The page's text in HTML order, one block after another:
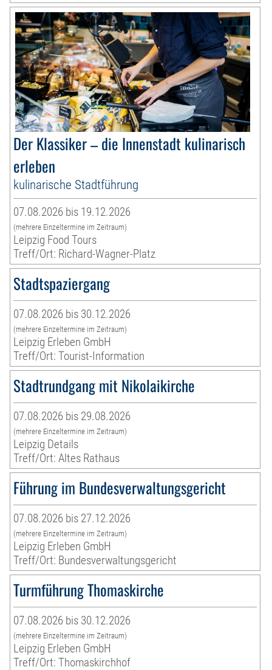
Der Klassiker – die Innenstadt kulinarisch
erleben
kulinarische Stadtführung
07.08.2026 bis 19.12.2026
(mehrere Einzeltermine im Zeitraum)
Leipzig Food Tours
Treff/Ort: Richard-Wagner-Platz
Stadtspaziergang
07.08.2026 bis 30.12.2026
(mehrere Einzeltermine im Zeitraum)
Leipzig Erleben GmbH
Treff/Ort: Tourist-Information
Stadtrundgang mit Nikolaikirche
07.08.2026 bis 29.08.2026
(mehrere Einzeltermine im Zeitraum)
Leipzig Details
Treff/Ort: Altes Rathaus
Führung im Bundesverwaltungsgericht
07.08.2026 bis 27.12.2026
(mehrere Einzeltermine im Zeitraum)
Leipzig Erleben GmbH
Treff/Ort: Bundesverwaltungsgericht
Turmführung Thomaskirche
07.08.2026 bis 30.12.2026
(mehrere Einzeltermine im Zeitraum)
Leipzig Erleben GmbH
Treff/Ort: Thomaskirchhof